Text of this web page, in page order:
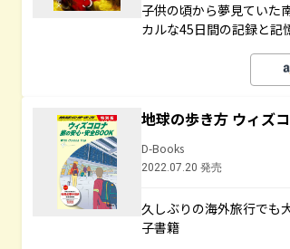
子供の頃から夢見ていた
カルな45日間の記録と記
地球の歩き方 ウィズ
D-Books
2022.07.20 発売
久しぶりの海外旅行でも
子書籍